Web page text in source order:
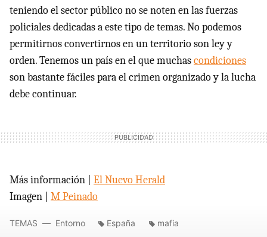
teniendo el sector público no se noten en las fuerzas
policiales dedicadas a este tipo de temas. No podemos
permitirnos convertirnos en un territorio son ley y
orden. Tenemos un país en el que muchascondiciones
son bastante fáciles para el crimen organizado y la lucha
debe continuar.
Más información | El Nuevo Herald
Imagen | M Peinado
TEMAS Entorno España mafia